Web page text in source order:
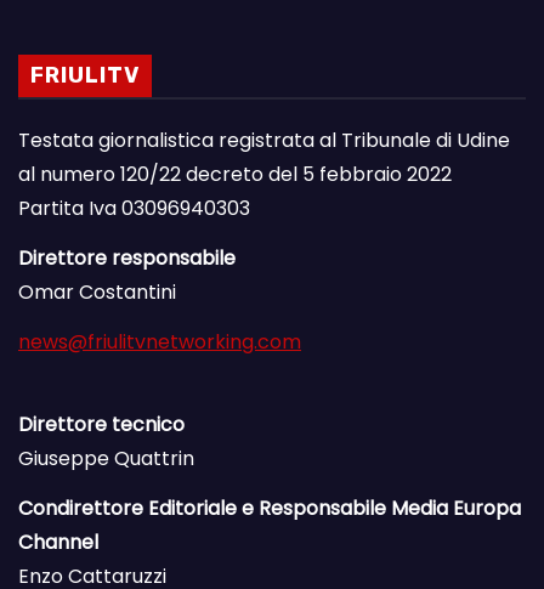
FRIULITV
Testata giornalistica registrata al Tribunale di Udine
al numero 120/22 decreto del 5 febbraio 2022
Partita Iva 03096940303
Direttore responsabile
Omar Costantini
news@friulitvnetworking.com
Direttore tecnico
Giuseppe Quattrin
Condirettore Editoriale e Responsabile Media Europa
Channel
Enzo Cattaruzzi